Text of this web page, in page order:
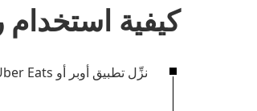
كيفية استخدام
نزِّل تطبيق أوبر أو Uber Eats (أوبر إيتس) إن لم يكن لديك بالفعل.